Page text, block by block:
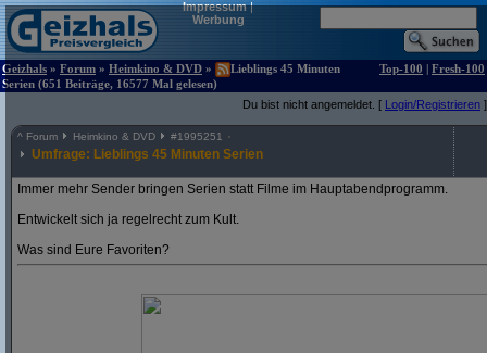
Impressum|
Werbung
Geizhals » Forum » Heimkino & DVD »
Lieblings 45 Minuten
Serien (651 Beiträge, 16577 Mal gelesen)
Top-100 | Fresh-100
Du bist nicht angemeldet. [ Login/Registrieren ]
^ Forum Heimkino & DVD #1995251
Umfrage: Lieblings 45 Minuten Serien
Immer mehr Sender bringen Serien statt Filme im Hauptabendprogramm.
Entwickelt sich ja regelrecht zum Kult.
Was sind Eure Favoriten?